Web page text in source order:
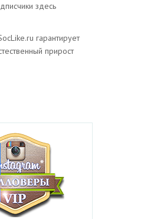
здесь
гарантирует
прирост